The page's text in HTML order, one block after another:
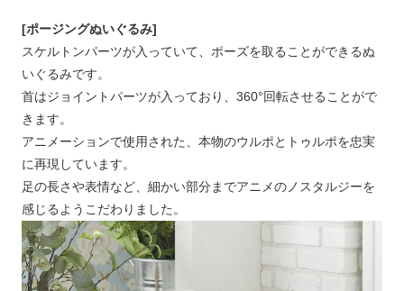
[ポージングぬいぐるみ]
スケルトンパーツが入っていて、ポーズを取ることができるぬ
いぐるみです。
首はジョイントパーツが入っており、360°回転させることがで
きます。
アニメーションで使用された、本物のウルポとトゥルポを忠実
に再現しています。
足の長さや表情など、細かい部分までアニメのノスタルジーを
感じるようこだわりました。